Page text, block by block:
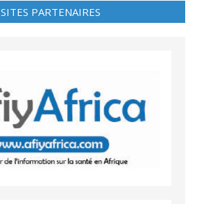
SITES PARTENAIRES